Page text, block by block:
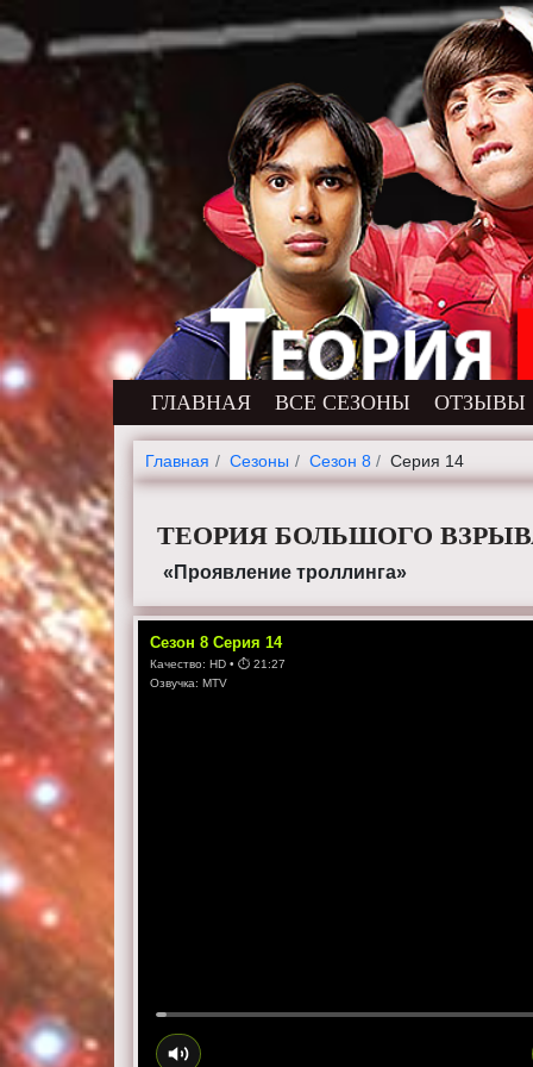
ГЛАВНАЯ ВСЕ СЕЗОНЫ ОТЗЫВЫ
Главная Cезоны Сезон 8 Серия 14
ТЕОРИЯ БОЛЬШОГО
«Проявление троллинга»
Сезон8 Серия14
Качество:HD • ⏱21:27
Озвучка:MTV